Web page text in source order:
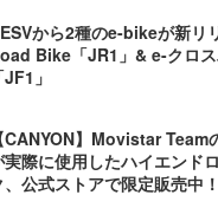
から2種のe-bikeが新リ
Bike「JR1」& e-クロ
JF1」
CANYON】Movistar Team
実際に使用したハイエンド
、公式ストアで限定販売中！